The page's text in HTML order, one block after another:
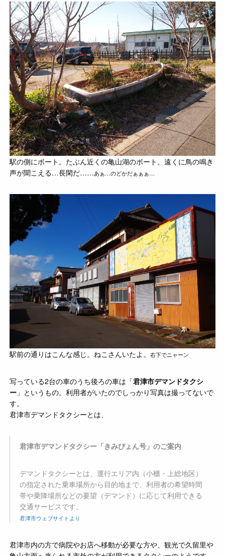
駅の側にボート。たぶん近くの亀山湖のボート。遠くに鳥の鳴き
声が聞こえる…長閑だ……あぁ…のどかだぁぁぁ…
駅前の通りはこんな感じ。ねこさんいたよ。右下でニャーン
写っている2台の車のうち後ろの車は「君津市デマンドタクシ
ー 」というもの。利用者がいたのでしっかり写真は撮ってないで
す。
君津市デマンドタクシーとは、
君津市デマンドタクシー「きみぴょん号」のご案内
デマンドタクシーとは、運行エリア内（小櫃・上総地区）
の指定された乗車場所から目的地まで、利用者の希望時間
帯や乗降場所などの要望（デマンド）に応じて利用できる
交通サービスです。
君津市ウェブサイトより
君津市内の方で病院やお店へ移動が必要な方や、観光で久留里や